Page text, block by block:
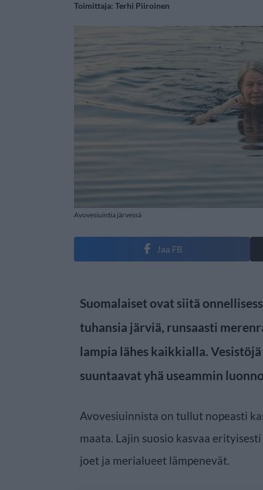
Toimittaja: Terhi Piiroinen
Avovesiuintia järvessä
Jaa FB
Suomalaiset ovat siitä
tuhansia järviä, runsaasti
lampia lähes kaikkialla.
suuntaavat yhä useammin
Avovesiuinnista on tullut nopeasti
maata. Lajin suosio kasvaa
joet ja merialueet lämpenevät.